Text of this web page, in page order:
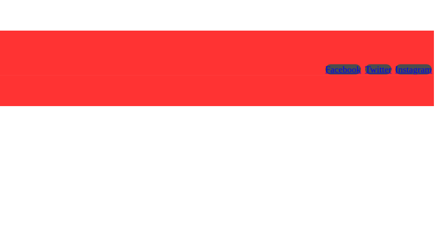
Facebook Twitter Instagram